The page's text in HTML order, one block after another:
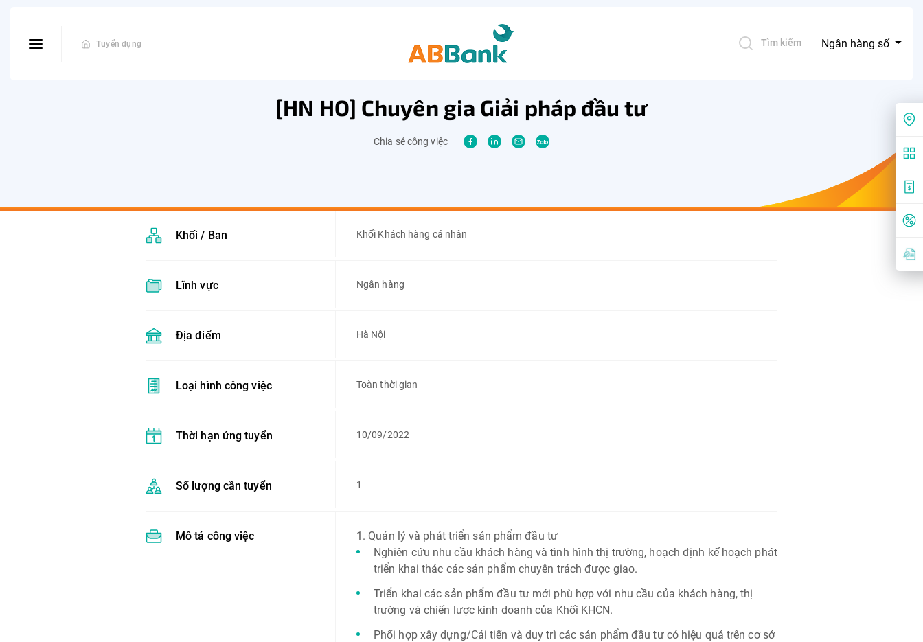
Tuyển dụng Tìm kiếm Ngân hàng số
[HN HO] Chuyên gia Giải pháp đầu tư
Chia sẻ công việc
Khối / Ban Khối Khách hàng cá nhân
Lĩnh vực Ngân hàng
Địa điểm Hà Nội
Loại hình công việc Toàn thời gian
Thời hạn ứng tuyển 10/09/2022
Số lượng cần tuyển 1
Mô tả công việc
1. Quản lý và phát triển sản phẩm đầu tư
Nghiên cứu nhu cầu khách hàng và tình hình thị trường, hoạch định kế hoạch phát
triển khai thác các sản phẩm chuyên trách được giao.
Triển khai các sản phẩm đầu tư mới phù hợp với nhu cầu của khách hàng, thị
trường và chiến lược kinh doanh của Khối KHCN.
Phối hợp xây dựng/Cải tiến và duy trì các sản phẩm đầu tư có hiệu quả trên cơ sở